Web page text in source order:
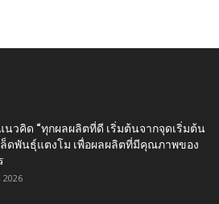
นวคิด “ทุกผลผลิตที่ดี เริ่มต้นจากจุดเริ่มต้น
ล็ดพันธุ์แตงโม เพื่อผลผลิตที่มีคุณภาพของ
2026